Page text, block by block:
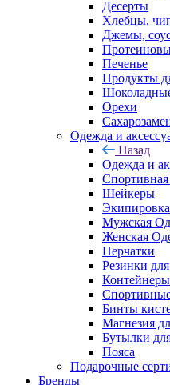
Десерты
Хлебцы,
Джемы,
Печенье
Продукты
Орехи
Одежда и
Назад
Одежда и
Шейкеры
Экипировка
Мужская
Женская
Перчатки
Резинки
Контейнеры
Бинты
Магнезия
Бутылки
Пояса
Подарочные
Бренды